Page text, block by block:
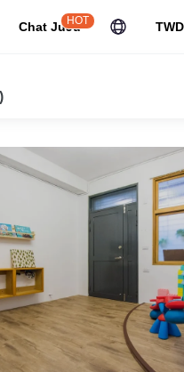
Chat JuJu
HOT TWD